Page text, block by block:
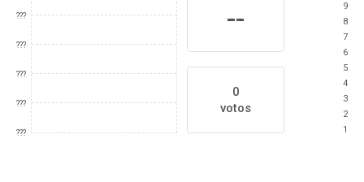
???
???
???
???
???
--
0
votos
9
8
7
6
5
4
3
2
1